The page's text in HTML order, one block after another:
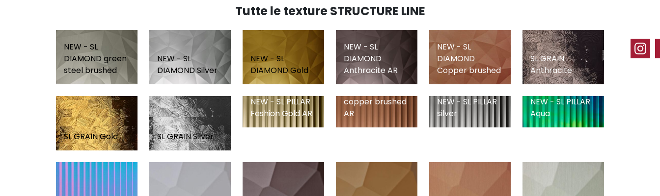
Tutte le texture STRUCTURE LINE
NEW - SL
DIAMOND green
steel brushed
NEW - SL
DIAMOND Silver
NEW - SL
DIAMOND Gold
NEW - SL
DIAMOND
Anthracite AR
NEW - SL
DIAMOND
Copper brushed
SL GRAIN
Anthracite
SL GRAIN Gold SL GRAIN Silver
NEW - SL PILLAR
Fashion Gold AR
copper brushed
AR
NEW - SL PILLAR
silver
NEW - SL PILLAR
Aqua